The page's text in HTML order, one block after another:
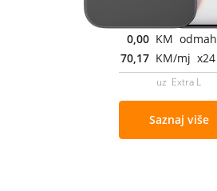
0,00 KM odmah
70,17 KM/mj x24
uz Extra L
Saznaj više